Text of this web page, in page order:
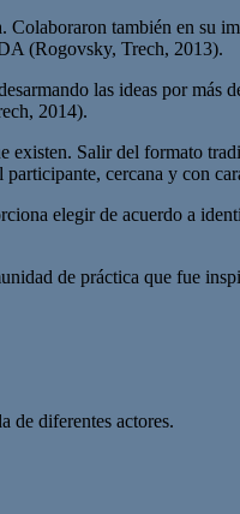
también en su
(Rogovsky, Trech, 2013).
las ideas por más
2014).
Salir del formato
cercana y con
elegir de acuerdo a
de práctica que fue
de diferentes actores.